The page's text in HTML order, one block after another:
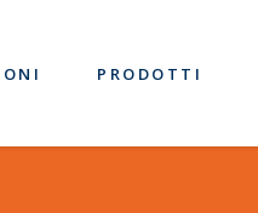
PRODOTTI